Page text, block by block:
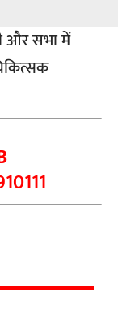
और सभा में